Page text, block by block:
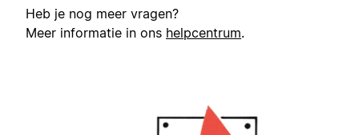
Heb je nog meer vragen?
Meer informatie in ons helpcentrum.